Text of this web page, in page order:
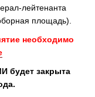
лейтенанта
площадь).
необходимо
будет закрыта